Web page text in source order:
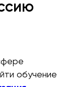
обучение